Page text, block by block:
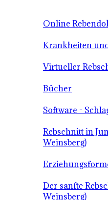
Online
Krankheiten
Virtueller
Bücher
Software -
Rebschnitt in
Weinsberg)
Der sanfte
Weinsberg)